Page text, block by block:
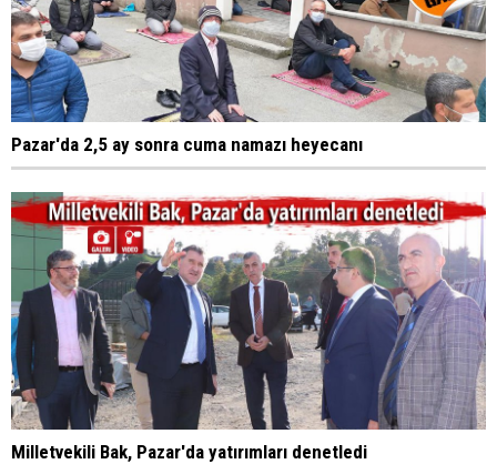
Pazar'da 2,5 ay sonra cuma namazı heyecanı
Milletvekili Bak, Pazar'da yatırımları denetledi